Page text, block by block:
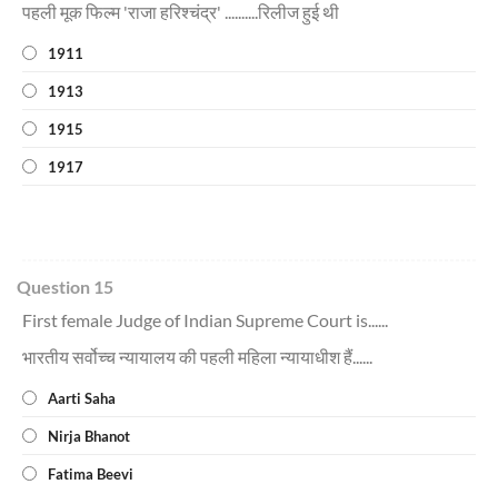
पहली मूक फिल्म 'राजा हरिश्चंद्र' ..........रिलीज हुई थी
1911
1913
1915
1917
Question 15
First female Judge of Indian Supreme Court is......
भारतीय सर्वोच्च न्यायालय की पहली महिला न्यायाधीश हैं......
Aarti Saha
Nirja Bhanot
Fatima Beevi